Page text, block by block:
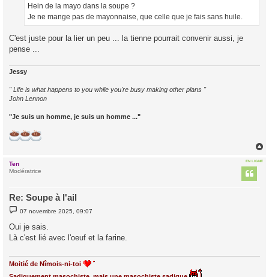
Hein de la mayo dans la soupe ?
Je ne mange pas de mayonnaise, que celle que je fais sans huile.
C'est juste pour la lier un peu ... la tienne pourrait convenir aussi, je
pense ...
Jessy
" Life is what happens to you while you're busy making other plans "
John Lennon
"Je suis un homme, je suis un homme ..."
EN LIGNE
Ten
Modératrice
Re: Soupe à l'ail
M
e
s
s
a
07 novembre 2025, 09:07
Oui je sais.
Là c'est lié avec l'oeuf et la farine.
Moitié de Nîmois-ni-toi